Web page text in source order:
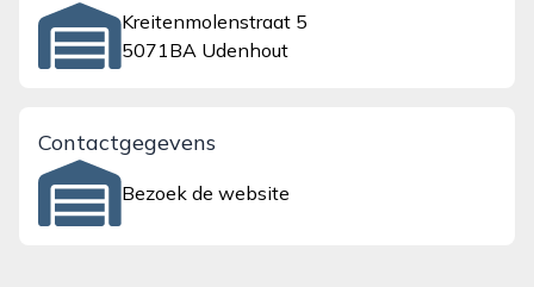
Kreitenmolenstraat 5
5071BA Udenhout
Contactgegevens
Bezoek de website